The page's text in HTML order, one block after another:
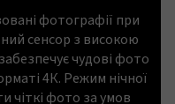
фотографії при
сенсор з високою
чудові фото
4К. Режим нічної
чіткі фото за умов